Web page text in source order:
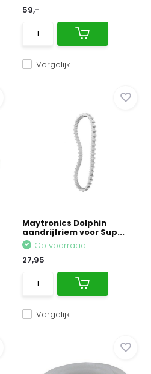
Vergelijk
59,-
Maytronics Dolphin
aandrijfriem voor Sup...
Vergelijk
Op voorraad
27,95